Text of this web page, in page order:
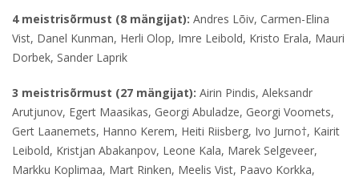
4 meistrisõrmust (8 mängijat): Andres Lõiv, Carmen-Elina
Vist, Danel Kunman, Herli Olop, Imre Leibold, Kristo Erala, Mauri
Dorbek, Sander Laprik
3 meistrisõrmust (27 mängijat): Airin Pindis, Aleksandr
Arutjunov, Egert Maasikas, Georgi Abuladze, Georgi Voomets,
Gert Laanemets, Hanno Kerem, Heiti Riisberg, Ivo Jurno†, Kairit
Leibold, Kristjan Abakanpov, Leone Kala, Marek Selgeveer,
Markku Koplimaa, Mart Rinken, Meelis Vist, Paavo Korkka,